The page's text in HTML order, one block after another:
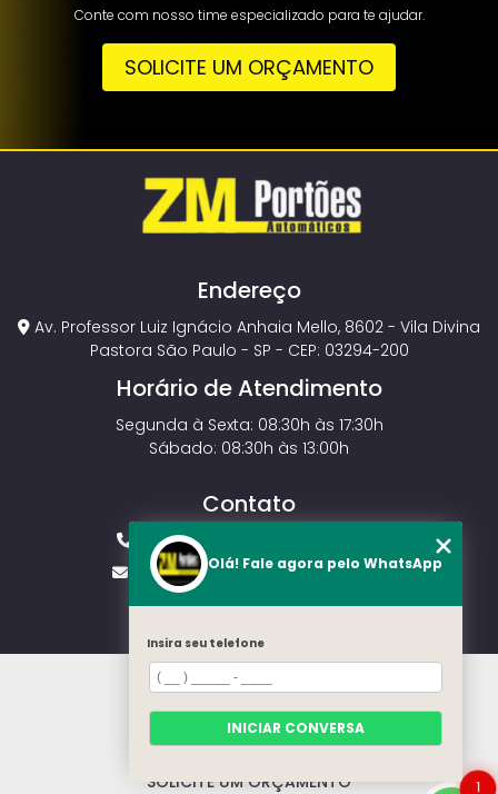
Conte com nosso time especializado para te ajudar.
SOLICITE UM ORÇAMENTO
Endereço
Av. Professor Luiz Ignácio Anhaia Mello, 8602 - Vila Divina
Pastora São Paulo - SP - CEP: 03294-200
Horário de Atendimento
Segunda à Sexta: 08:30h às 17:30h
Sábado: 08:30h às 13:00h
Contato
(11) 2143-4826
vendas.zmportoes@gmail.com
HOME
MODELOS
CONTATO
SOLICITE UM ORÇAMENTO
1
Olá! Fale agora pelo WhatsApp
Insira seu telefone
INICIAR CONVERSA